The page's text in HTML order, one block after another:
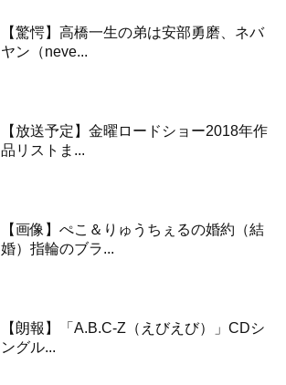
【驚愕】高橋一生の弟は安部勇磨、ネバ
ヤン（neve...
【放送予定】金曜ロードショー2018年作
品リストま...
【画像】ぺこ＆りゅうちぇるの婚約（結
婚）指輪のブラ...
【朗報】「A.B.C-Z（えびえび）」CDシ
ングル...